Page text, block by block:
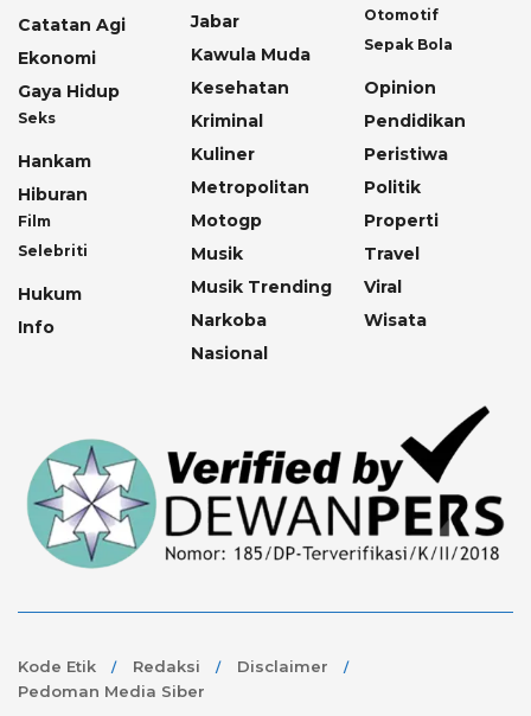
Catatan Agi
Ekonomi
Gaya Hidup
Seks
Hankam
Hiburan
Film
Selebriti
Hukum
Info
Jabar
Kawula Muda
Kesehatan
Kriminal
Kuliner
Metropolitan
Motogp
Musik
Musik Trending
Narkoba
Nasional
Otomotif
Sepak Bola
Opinion
Pendidikan
Peristiwa
Politik
Properti
Travel
Viral
Wisata
Kode Etik Redaksi
Disclaimer
Pedoman Media Siber